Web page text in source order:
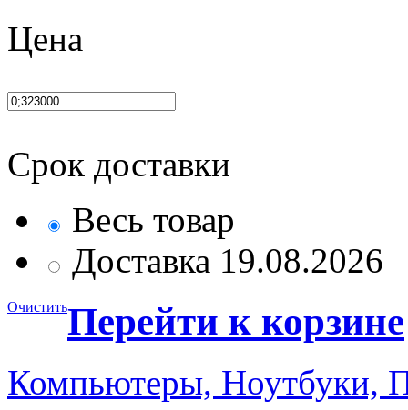
Цена
Срок доставки
Весь товар
Доставка 19.08.2026
ОчиститьПерейти к корзине
Компьютеры, Ноутбуки,